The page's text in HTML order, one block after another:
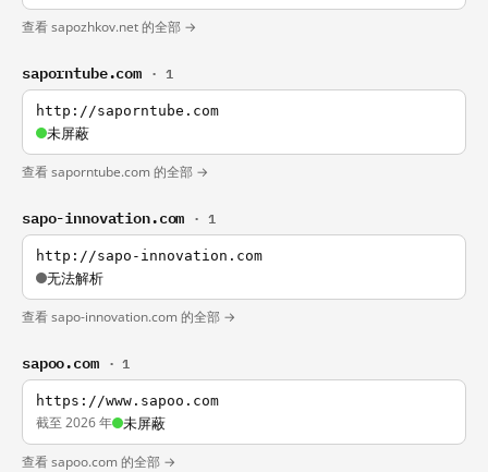
查看 sapozhkov.net 的全部 →
saporntube.com · 1
http://saporntube.com
未屏蔽
查看 saporntube.com 的全部 →
sapo-innovation.com · 1
http://sapo-innovation.com
无法解析
查看 sapo-innovation.com 的全部 →
sapoo.com · 1
https://www.sapoo.com
截至 2026 年 未屏蔽
查看 sapoo.com 的全部 →